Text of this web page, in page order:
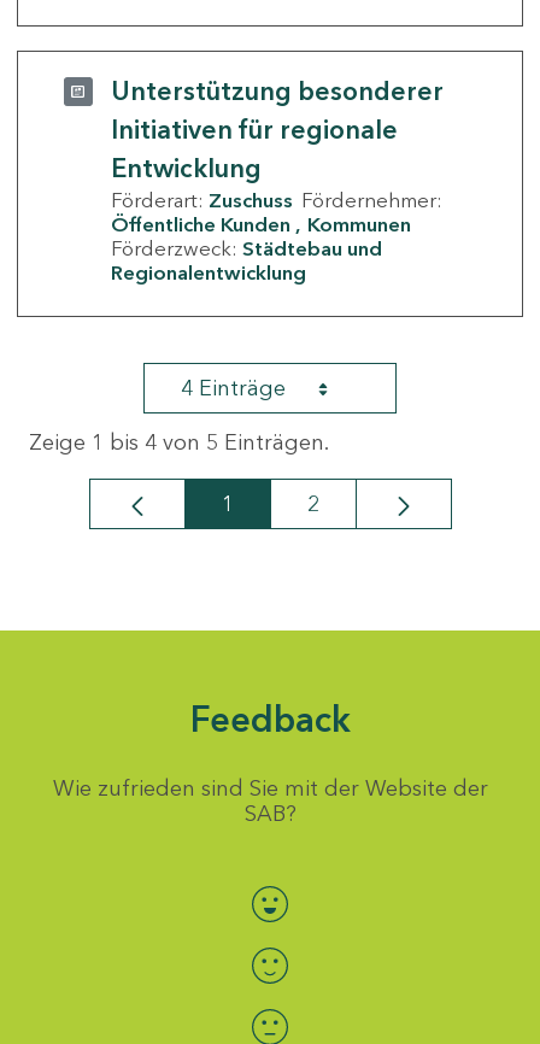
Unterstützung besonderer
Initiativen für regionale
Entwicklung
Förderart: Zuschuss Fördernehmer:
Öffentliche Kunden
Kommunen
Förderzweck: Städtebau und
Regionalentwicklung
4 Einträge
Zeige 1 bis 4 von 5 Einträgen.
Seite
1 Seite
2
Feedback
Wie zufrieden sind Sie mit der Website der
SAB?
Bewertung auswählen